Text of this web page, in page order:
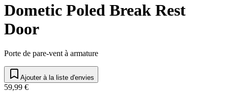
Dometic Poled Break Rest
Door
Porte de pare-vent à armature
Ajouter à la liste d'envies
59,99 €